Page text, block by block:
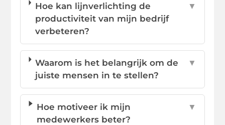
Hoe kan lijnverlichting de
productiviteit van mijn bedrijf
verbeteren?
▼
Waarom is het belangrijk om de
juiste mensen in te stellen?
▼
Hoe motiveer ik mijn
medewerkers beter?
▼